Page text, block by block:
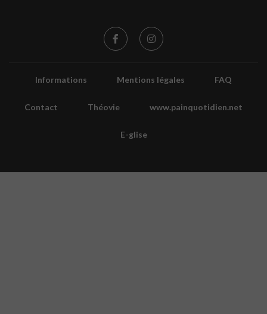
Informations Mentions légales FAQ
Contact Théovie www.painquotidien.net
E-glise